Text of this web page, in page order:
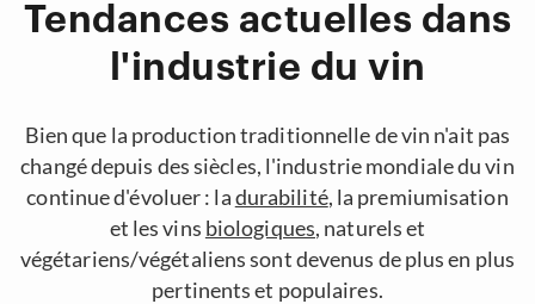
Tendances actuelles dans
l'industrie du vin
Bien que la production traditionnelle de vin n'ait pas
changé depuis des siècles, l'industrie mondiale du vin
continue d'évoluer : ladurabilité, la premiumisation
et les vins biologiques, naturels et
végétariens/végétaliens sont devenus de plus en plus
pertinents et populaires.